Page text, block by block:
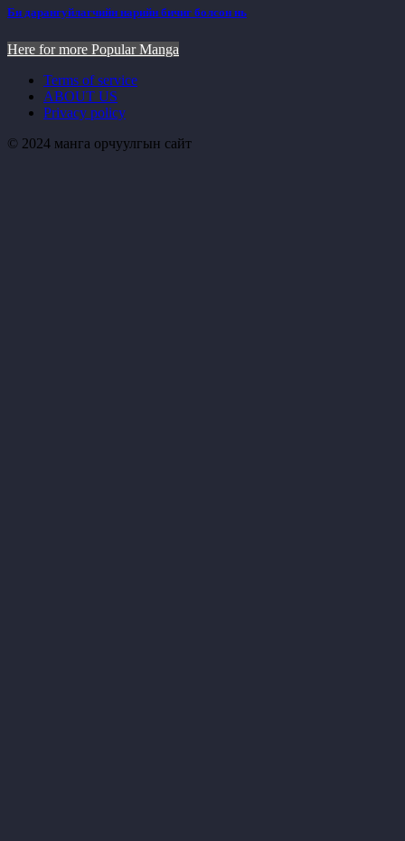
Би дарангуйлагчийн нарийн бичиг болсон нь
Here for more Popular Manga
Terms of service
ABOUT US
Privacy policy
© 2024 манга орчуулгын сайт